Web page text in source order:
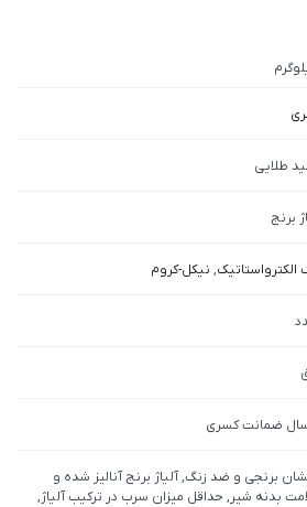
طلایی
برنج
الکترواستاتیک, نیکل-کروم
برنجی و ضد زنگ, آلیاژ برنج آنالیز شده و
بدنه شیر, حداقل میزان سرب در ترکیب آلیاژ,